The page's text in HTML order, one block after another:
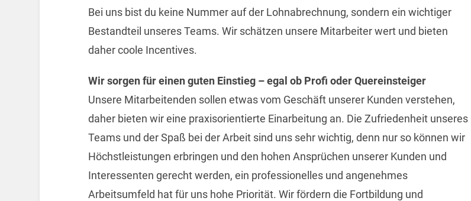
Bei uns bist du keine Nummer auf der Lohnabrechnung, sondern ein wichtiger
Bestandteil unseres Teams. Wir schätzen unsere Mitarbeiter wert und bieten
daher coole Incentives.
Wir sorgen für einen guten Einstieg – egal ob Profi oder Quereinsteiger
Unsere Mitarbeitenden sollen etwas vom Geschäft unserer Kunden verstehen,
daher bieten wir eine praxisorientierte Einarbeitung an. Die Zufriedenheit unseres
Teams und der Spaß bei der Arbeit sind uns sehr wichtig, denn nur so können wir
Höchstleistungen erbringen und den hohen Ansprüchen unserer Kunden und
Interessenten gerecht werden, ein professionelles und angenehmes
Arbeitsumfeld hat für uns hohe Priorität. Wir fördern die Fortbildung und